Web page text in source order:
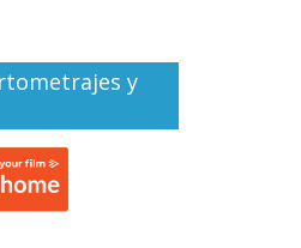
y